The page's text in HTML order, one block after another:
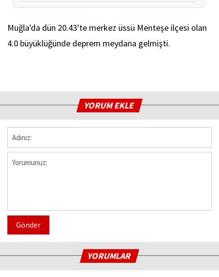
Muğla'da dün 20.43'te merkez üssü Menteşe ilçesi olan
4.0 büyüklüğünde deprem meydana gelmişti.
YORUM EKLE
Gönder
YORUMLAR